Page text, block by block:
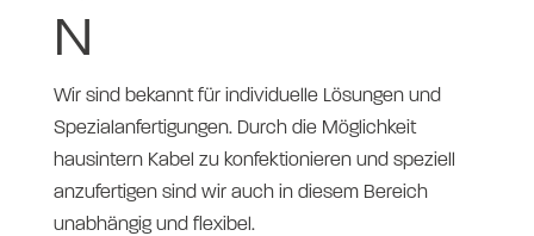
N
Wir sind bekannt für individuelle Lösungen und
Spezialanfertigungen. Durch die Möglichkeit
hausintern Kabel zu konfektionieren und speziell
anzufertigen sind wir auch in diesem Bereich
unabhängig und flexibel.